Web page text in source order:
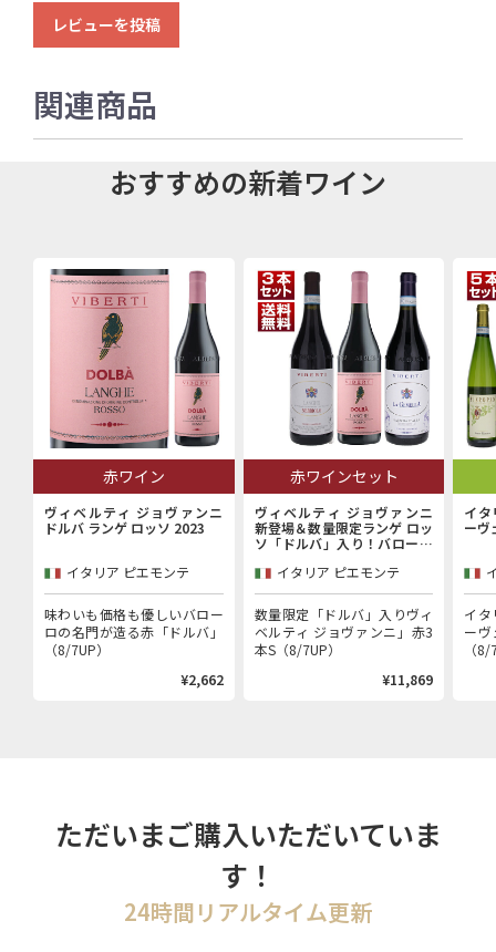
レビューを投稿
関連商品
おすすめの新着ワイン
赤ワイン
ヴィベルティ ジョヴァンニ
ドルバ ランゲ ロッソ 2023
イタリア ピエモンテ
味わいも価格も優しいバロー
ロの名門が造る赤「ドルバ」
（8/7UP）
¥2,662
赤ワインセット
ヴィベルティ ジョヴァンニ
新登場＆数量限定ランゲ ロッ
ソ「ドルバ」入り！バローロ
産者「ヴィベルティ ジョヴァ
ンニ」赤3本セット
イタリア ピエモンテ
数量限定「ドルバ」入りヴィ
ベルティ ジョヴァンニ」赤3
本S（8/7UP）
¥11,869
イタ
ーヴ
イタ
ー
（
ただいまご購入いただいていま
す！
24時間リアルタイム更新